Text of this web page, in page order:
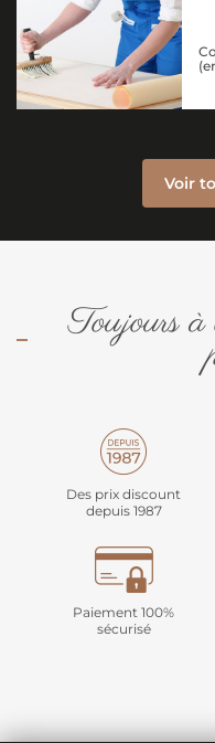
Voir
Toujours à
Des prix discount
depuis 1987
Paiement 100%
sécurisé